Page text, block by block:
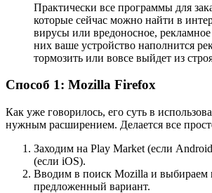
Практически все программы для
которые сейчас можно найти в
вирусы или вредоносное,
них ваше устройство наполнится
тормозить или вовсе выйдет из
Способ 1: Mozilla Firefox
Как уже говорилось, его суть в
нужным расширением. Делается все
Заходим на Play Market (если
(если iOS).
Вводим в поиск Mozilla и выбираем
предложенный вариант.